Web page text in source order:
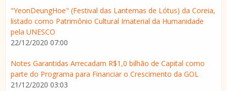
"YeonDeungHoe" (Festival das Lanternas de Lótus) da Coreia,
listado como Patrimônio Cultural Imaterial da Humanidade
pela UNESCO
22/12/2020 07:00
Notes Garantidas Arrecadam R$1,0 bilhão de Capital como
parte do Programa para Financiar o Crescimento da GOL
21/12/2020 03:03